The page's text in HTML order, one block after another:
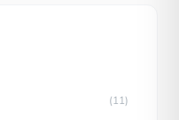
(11)